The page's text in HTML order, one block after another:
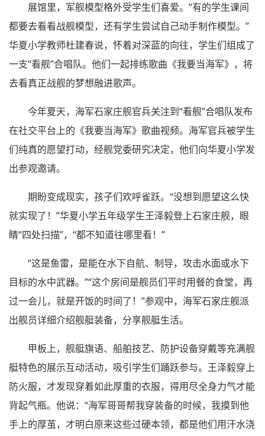
展馆里，军舰模型格外受学生们喜爱。“有的学生课间
都要去看看战舰模型，还有学生尝试自己动手制作模型。”
华夏小学教师杜建春说，怀着对深蓝的向往，学生们组成了
一支“看舰”合唱队。他们一起排练歌曲《我要当海军》，将
去看真正战舰的梦想融进歌声。
今年夏天，海军石家庄舰官兵关注到“看舰”合唱队发布
在社交平台上的《我要当海军》歌曲视频。海军官兵被学生
们纯真的愿望打动，经舰党委研究决定，他们向华夏小学发
出参观邀请。
期盼变成现实，孩子们欢呼雀跃。“没想到愿望这么快
就实现了！”华夏小学五年级学生王泽毅登上石家庄舰，眼
睛“四处扫描”，“都不知道往哪里看！”
“这是鱼雷，是能在水下自航、制导，攻击水面或水下
目标的水中武器。”“这个房间是舰员们平时用餐的食堂，再
过一会儿，就是开饭的时间了！”参观中，海军石家庄舰派
出舰员详细介绍舰艇装备，分享舰艇生活。
甲板上，舰艇旗语、船舶技艺、防护设备穿戴等充满舰
艇特色的展示互动活动，吸引学生们踊跃参与。王泽毅穿上
防火服，才发现穿着如此厚重的衣服，得用尽全身力气才能
背起气瓶。他说：“海军哥哥帮我穿装备的时候，我摸到他
手上的厚茧，才明白原来这些过硬本领，都是他们用汗水浇